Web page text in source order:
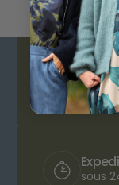
offerte
sous